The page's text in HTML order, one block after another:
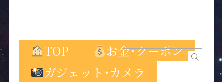
TOP
お金･クーポン
ガジェット･カメラ